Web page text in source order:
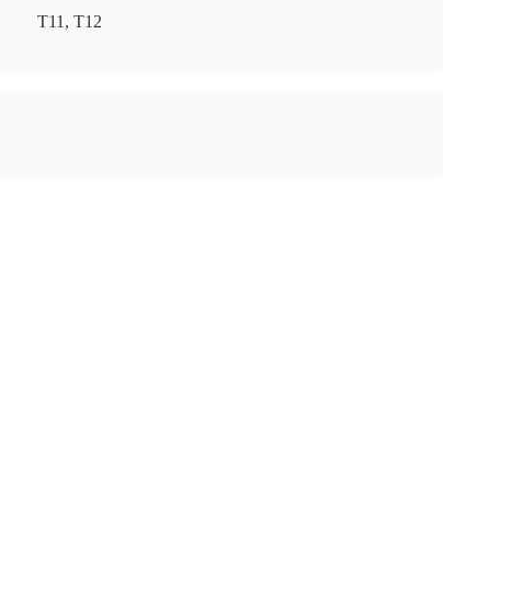
T11, T12